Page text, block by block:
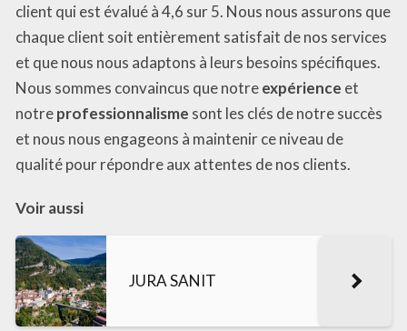
client qui est évalué à 4,6 sur 5. Nous nous assurons que
chaque client soit entièrement satisfait de nos services
et que nous nous adaptons à leurs besoins spécifiques.
Nous sommes convaincus que notreexpérience et
notreprofessionnalisme sont les clés de notre succès
et nous nous engageons à maintenir ce niveau de
qualité pour répondre aux attentes de nos clients.
Voir aussi
JURA SANIT